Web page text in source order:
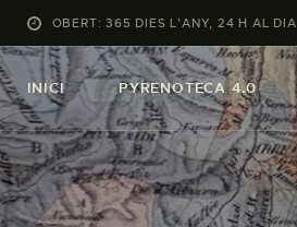
OBERT: 365 DIES L’ANY, 24 H AL DIA
INICI PYRENOTECA 4.0